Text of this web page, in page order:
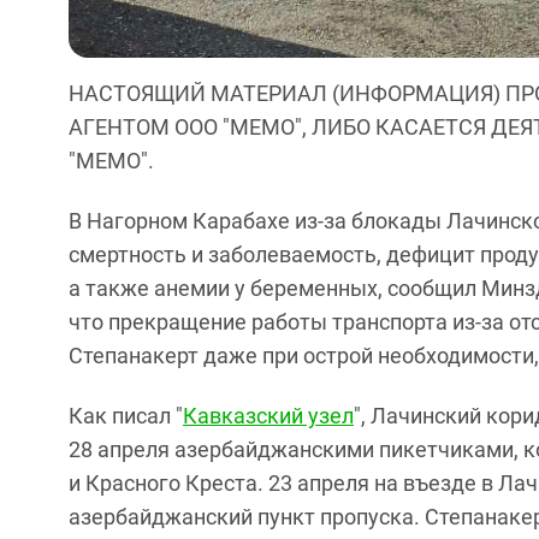
НАСТОЯЩИЙ МАТЕРИАЛ (ИНФОРМАЦИЯ)
АГЕНТОМ ООО "МЕМО", ЛИБО КАСАЕТСЯ
"МЕМО".
В Нагорном Карабахе из-за блокады
смертность и заболеваемость, дефицит
а также анемии у беременных, сообщил
что прекращение работы транспорта из-за
Степанакерт даже при острой
Как писал "Кавказский узел", Лачинский
28 апреля азербайджанскими пикетчиками,
и Красного Креста. 23 апреля на въезде в
азербайджанский пункт пропуска.